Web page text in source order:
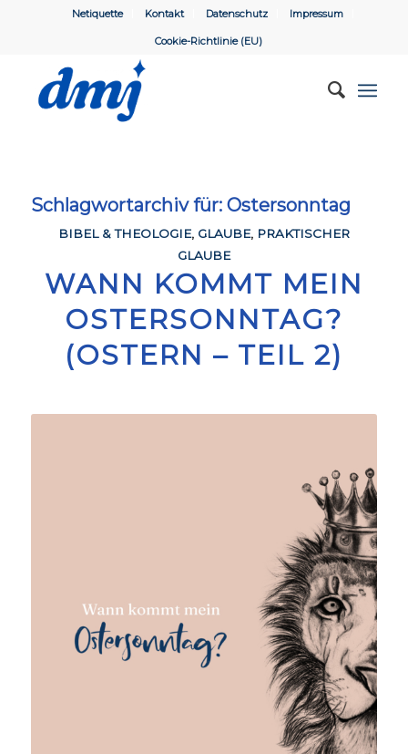
Netiquette Kontakt Datenschutz Impressum
Cookie-Richtlinie (EU)
Schlagwortarchiv für: Ostersonntag
BIBEL & THEOLOGIE, GLAUBE, PRAKTISCHER
GLAUBE
WANN KOMMT MEIN
OSTERSONNTAG?
(OSTERN – TEIL 2)